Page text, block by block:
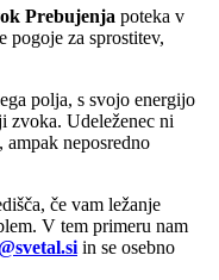
Prebujenja poteka v
pogoje za sprostitev,
polja, s svojo energijo
zvoka. Udeleženec ni
ampak neposredno
če vam ležanje
V tem primeru nam
in se osebno